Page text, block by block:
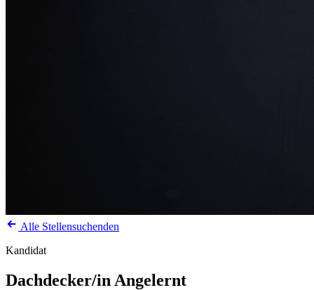
Alle Stellensuchenden
Kandidat
Dachdecker/in Angelernt